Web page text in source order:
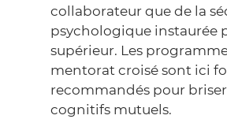
collaborateur que de la
psychologique instaurée
supérieur. Les
mentorat croisé sont ici
recommandés pour
cognitifs mutuels.